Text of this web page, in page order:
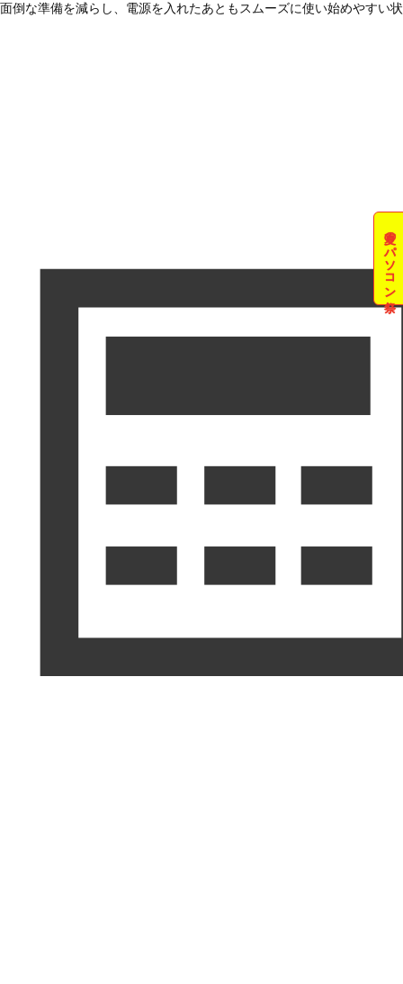
夏のパソコン祭
面倒な準備を減らし、電源を入れたあともスムーズに使い始めやすい